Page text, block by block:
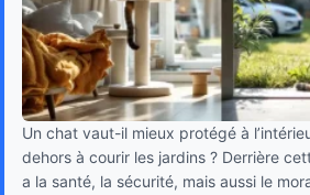
Un chat vaut-il mieux protégé à
dehors à courir les jardins ? Derrière
a la santé, la sécurité, mais aussi le